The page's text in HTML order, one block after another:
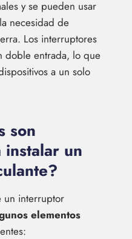
y se pueden usar
necesidad de
Los interruptores
doble entrada, lo que
a un solo
son
instalar un
un interruptor
elementos